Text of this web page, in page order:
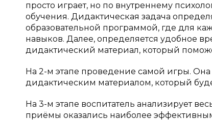
просто играет, но по внутреннему
обучения. Дидактическая задача
образовательной программой, где для
навыков. Далее, определяется удобное
дидактический материал, который
На 2-м этапе проведение самой игры.
дидактическим материалом, который
На 3-м этапе воспитатель анализирует
приёмы оказались наиболее